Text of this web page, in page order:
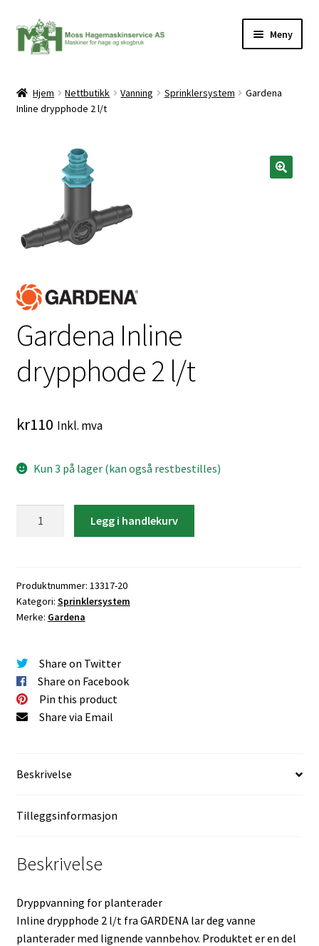
Hopp
til
Hopp
til
Meny
Hjem Nettbutikk Vanning Sprinklersystem
Gardena
Inline drypphode 2 l/t
Gardena Inline
drypphode 2 l/t
kr110 Inkl. mva
Kun 3 på lager (kan også restbestilles)
l/t
antall
Legg i handlekurv
Produktnummer: 13317-20
Kategori: Sprinklersystem
Merke: Gardena
Share on Twitter
Share on Facebook
Pin this product
Share via Email
Beskrivelse
Tilleggsinformasjon
Beskrivelse
Dryppvanning for planterader
Inline drypphode 2 l/t fra GARDENA lar deg vanne
planterader med lignende vannbehov. Produktet er en del